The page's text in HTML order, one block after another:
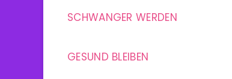
SCHWANGER WERDEN
GESUND BLEIBEN